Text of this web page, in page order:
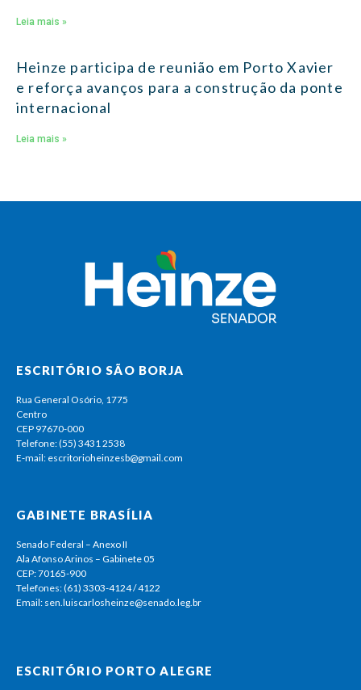
Leia mais »
Heinze participa de reunião em Porto Xavier
e reforça avanços para a construção da ponte
internacional
Leia mais »
ESCRITÓRIO SÃO BORJA
Rua General Osório, 1775
Centro
CEP 97670-000
Telefone: (55) 3431 2538
E-mail: escritorioheinzesb@gmail.com
GABINETE BRASÍLIA
Senado Federal – Anexo II
Ala Afonso Arinos – Gabinete 05
CEP: 70165-900
Telefones: (61) 3303-4124 / 4122
Email: sen.luiscarlosheinze@senado.leg.br
ESCRITÓRIO PORTO ALEGRE